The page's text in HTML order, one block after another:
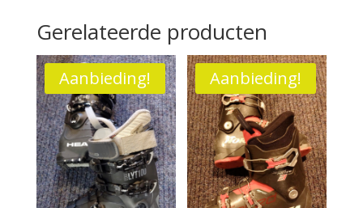
Gerelateerde producten
Aanbieding! Aanbieding!